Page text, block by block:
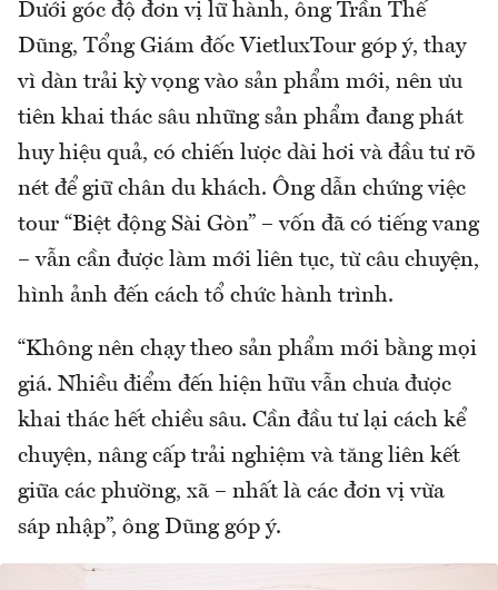
Dưới góc độ đơn vị lữ hành, ông Trần Thế
Dũng, Tổng Giám đốc VietluxTour góp ý, thay
vì dàn trải kỳ vọng vào sản phẩm mới, nên ưu
tiên khai thác sâu những sản phẩm đang phát
huy hiệu quả, có chiến lược dài hơi và đầu tư rõ
nét để giữ chân du khách. Ông dẫn chứng việc
tour “Biệt động Sài Gòn” – vốn đã có tiếng vang
– vẫn cần được làm mới liên tục, từ câu chuyện,
hình ảnh đến cách tổ chức hành trình.
“Không nên chạy theo sản phẩm mới bằng mọi
giá. Nhiều điểm đến hiện hữu vẫn chưa được
khai thác hết chiều sâu. Cần đầu tư lại cách kể
chuyện, nâng cấp trải nghiệm và tăng liên kết
giữa các phường, xã – nhất là các đơn vị vừa
sáp nhập”, ông Dũng góp ý.